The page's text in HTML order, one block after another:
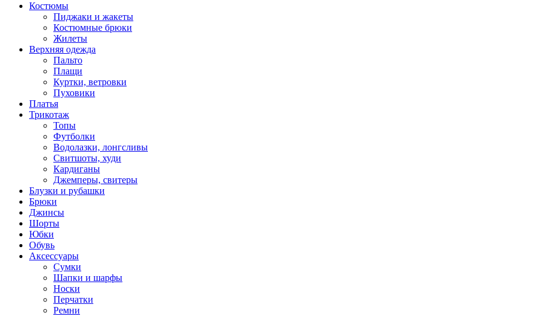
Костюмы
Пиджаки и жакеты
Костюмные брюки
Жилеты
Верхняя одежда
Пальто
Плащи
Куртки, ветровки
Пуховики
Платья
Трикотаж
Топы
Футболки
Водолазки, лонгсливы
Свитшоты, худи
Кардиганы
Джемперы, свитеры
Блузки и рубашки
Брюки
Джинсы
Шорты
Юбки
Обувь
Аксессуары
Сумки
Шапки и шарфы
Носки
Перчатки
Ремни